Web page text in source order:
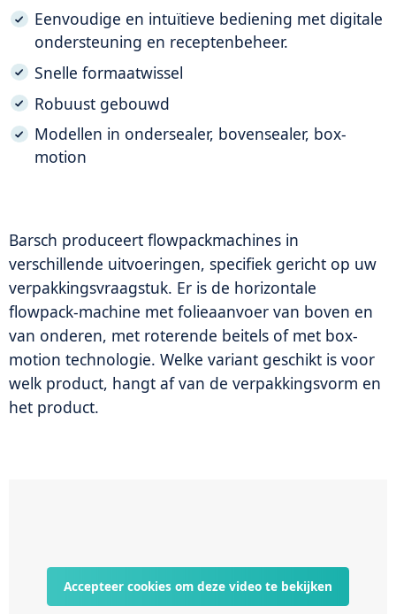
Eenvoudige en intuïtieve bediening met digitale
ondersteuning en receptenbeheer.
Snelle formaatwissel
Robuust gebouwd
Modellen in ondersealer, bovensealer, box-
motion
Barsch produceert flowpackmachines in
verschillende uitvoeringen, specifiek gericht op uw
verpakkingsvraagstuk. Er is de horizontale
flowpack-machine met folieaanvoer van boven en
van onderen, met roterende beitels of met box-
motion technologie. Welke variant geschikt is voor
welk product, hangt af van de verpakkingsvorm en
het product.
Accepteer cookies om deze video te bekijken